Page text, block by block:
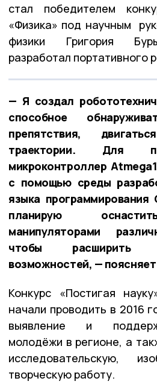
стал победителем
«Физика» под научным
физики Григория
разработал портативного
— Я создал
способное
препятствия,
траектории. Для
микроконтроллер
с помощью среды
языка
планирую
манипуляторами
чтобы расширить
возможностей, —
Конкурс «Постигая
начали проводить в 2016
выявление и
молодёжи в регионе, а
исследовательскую,
творческую работу.